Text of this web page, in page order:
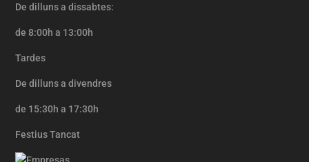
De dilluns a dissabtes:
de 8:00h a 13:00h
Tardes
De dilluns a divendres
de 15:30h a 17:30h
Festius Tancat